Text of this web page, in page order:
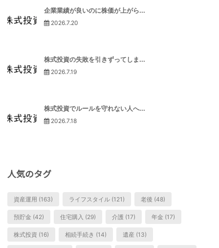
企業業績が良いのに株価が上がら...
2026.7.20
株式投資の失敗を引きずってしま...
2026.7.19
株式投資でルールを守れない人へ...
2026.7.18
人気のタグ
資産運用 (163) ライフスタイル (121) 老後 (48)
預貯金 (42) 住宅購入 (29) 介護 (17) 年金 (17)
株式投資 (16) 相続手続き (14) 遺産 (13)